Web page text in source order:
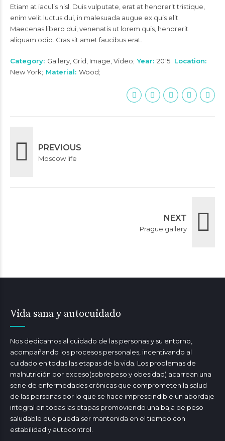
Etiam at iaculis nisl. Duis vulputate, erat at hendrerit tristique,
enim velit luctus dui, in malesuada augue ex quis elit.
Maecenas libero dui, venenatis ut lorem quis, hendrerit
aliquam odio. Cras sit amet faucibus erat.
Category Gallery, Grid, Image, Video Year 2015 Location
New York
Material Wood
PREVIOUS
Moscow life
NEXT
Prague gallery
Vida sana y autocuidado
Nos dedicamos al cuidado de las personas y su entorno,
acompañando los procesos personales, incentivando al
cuidado en todas las etapas de la vida. Los problemas de
malnutrición por exceso(sobrepeso y obesidad) acarrean una
serie de enfermedades crónicas que comprometen la salud
de las personas por lo que se hace imprescindible un abordaje
integral en todas las etapas promoviendo una baja de peso
saludable que pueda ser mantenida en el tiempo con
estabilidad y autocontrol.